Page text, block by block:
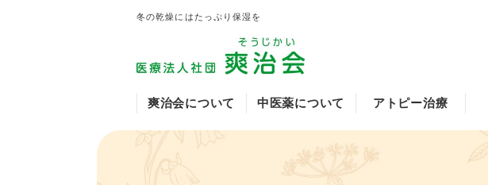
冬の乾燥にはたっぷり保湿を
爽治会について
爽治会の特徴や魅力
中医薬について
中医薬について
アトピー治療
アトピーについて
乾癬・掌蹠膿疱症・膠原病
イワサキクリニック大阪